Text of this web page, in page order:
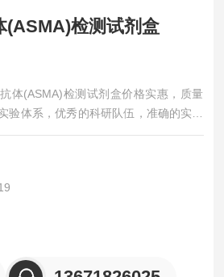
(ASMA)检测试剂盒
体(ASMA)检测试剂盒价格实惠，质量
验体系，优秀的科研队伍，准确的实验
作伙伴，凡购买我司的试剂盒产品都可